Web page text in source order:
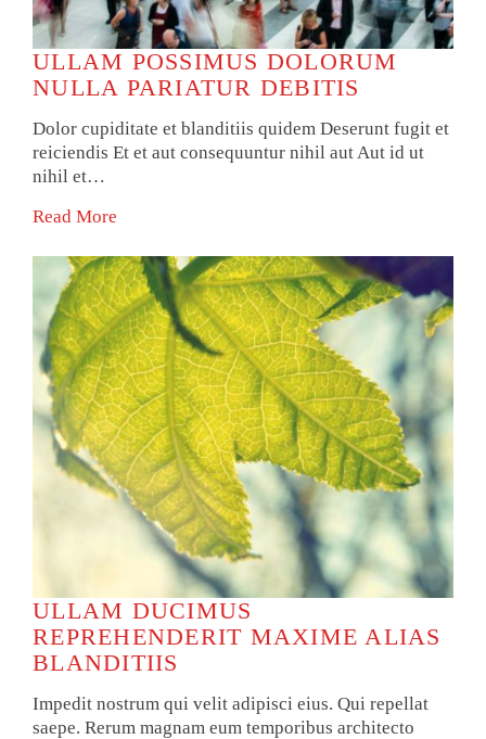
ULLAM POSSIMUS DOLORUM
NULLA PARIATUR DEBITIS
Dolor cupiditate et blanditiis quidem Deserunt fugit et
reiciendis Et et aut consequuntur nihil aut Aut id ut
nihil et…
Read More
ULLAM DUCIMUS
REPREHENDERIT MAXIME ALIAS
BLANDITIIS
Impedit nostrum qui velit adipisci eius. Qui repellat
saepe. Rerum magnam eum temporibus architecto